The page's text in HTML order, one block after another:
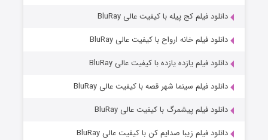
دانلود فیلم کج‌ پیله با کیفیت عالی BluRay
دانلود فیلم خانه ارواح با کیفیت عالی BluRay
دانلود فیلم یازده یازده با کیفیت عالی BluRay
دانلود فیلم سینما شهر قصه با کیفیت عالی BluRay
دانلود فیلم پیشمرگ با کیفیت عالی BluRay
دانلود فیلم زیبا صدایم کن با کیفیت عالی BluRay